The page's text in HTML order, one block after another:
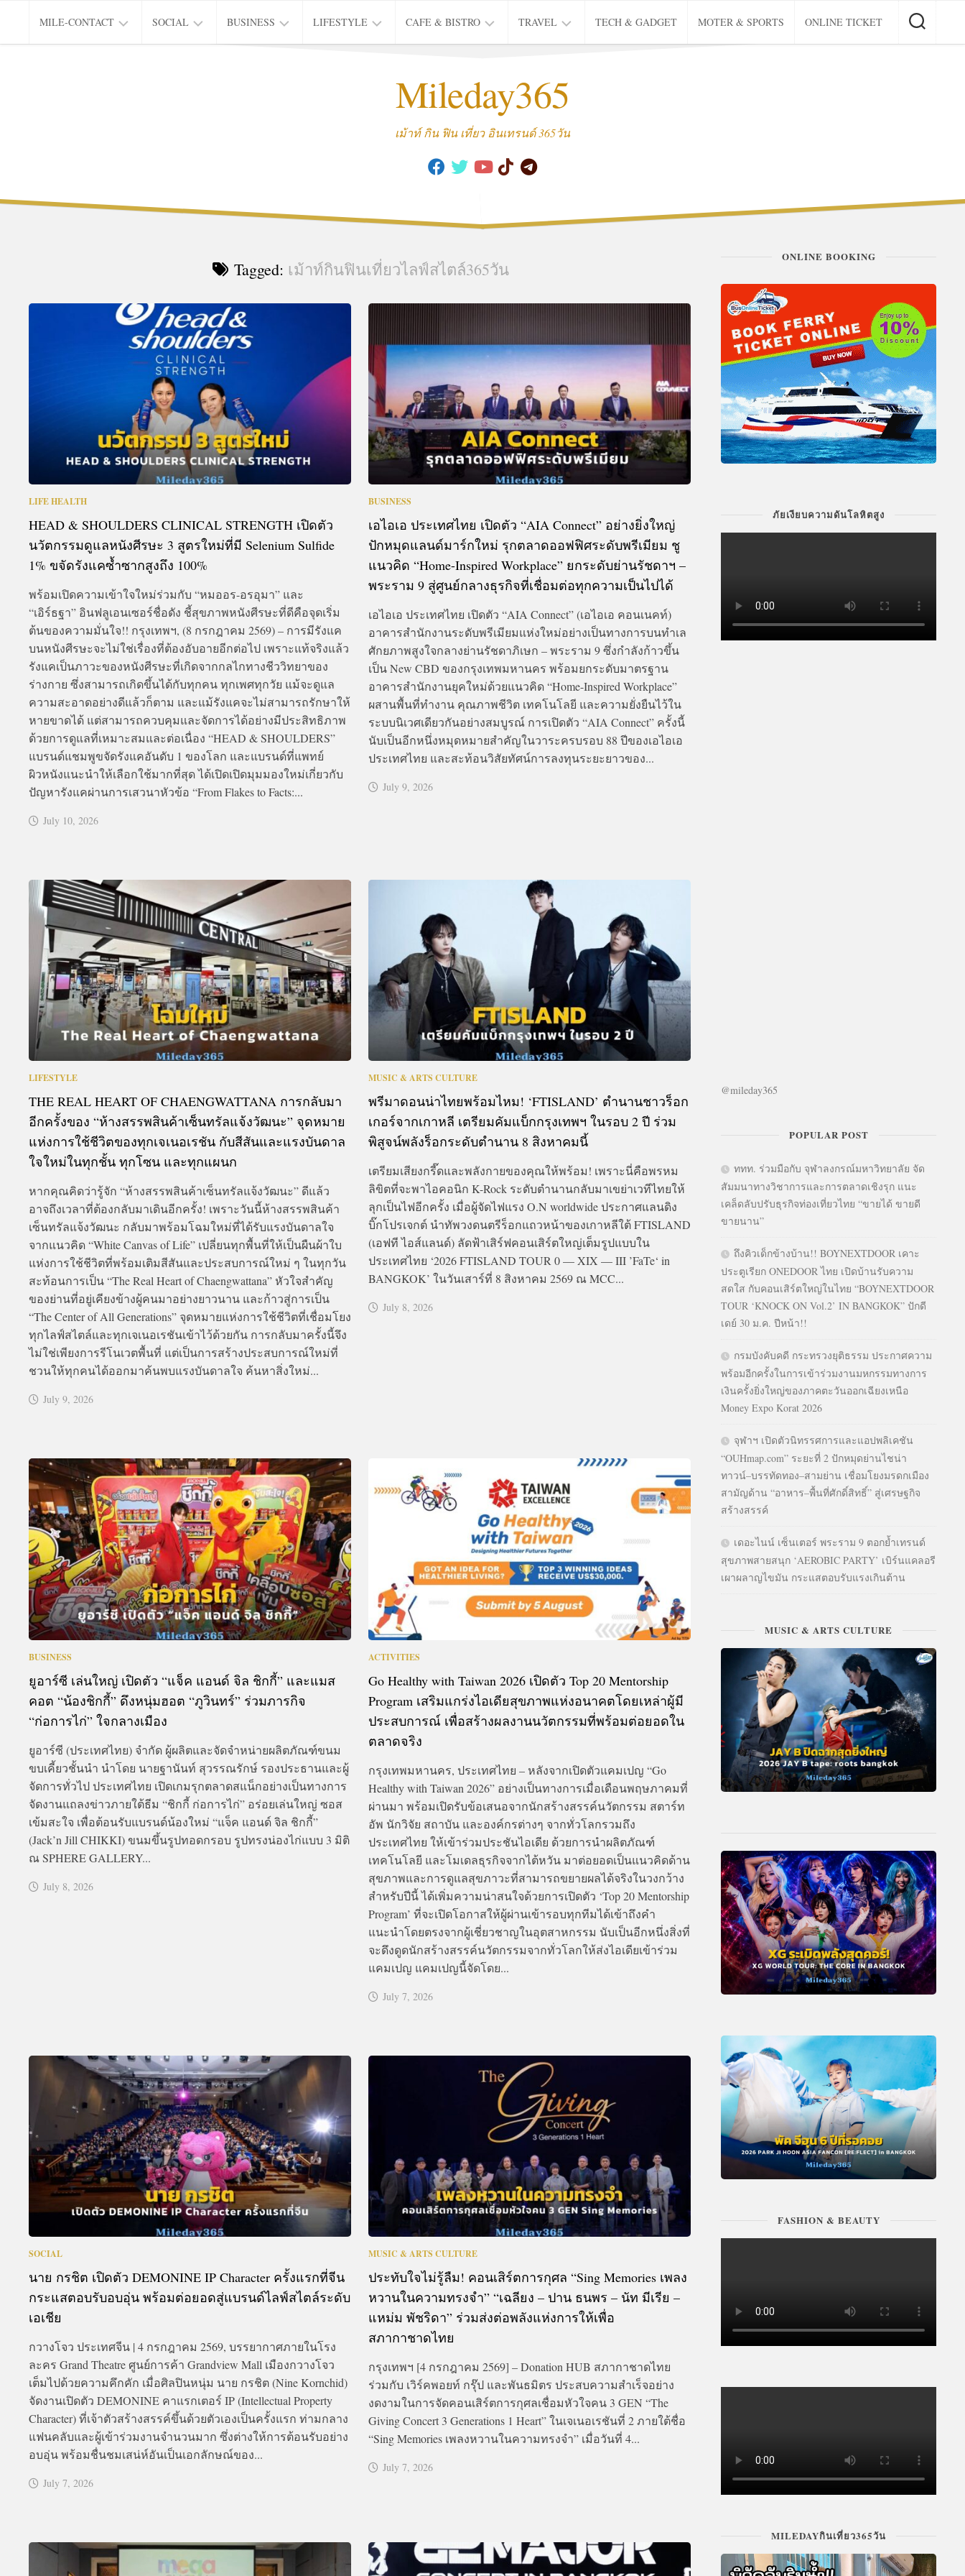
content
MILE-CONTACT SOCIAL BUSINESS LIFESTYLE
BEAUTY
&
EVENT
CAFE & BISTRO
CAFE
TRAVEL
THAI
TRIP
TECH & GADGET MOTER & SPORTS ONLINE TICKET
Mileday365
เม้าท์ กิน ฟิน เที่ยว อินเทรนด์ 365วัน
Tagged: เม้าท์กินฟินเที่ยวไลฟ์สไตล์365วัน
LIFE HEALTH
HEAD & SHOULDERS CLINICAL STRENGTH เปิดตัว
นวัตกรรมดูแลหนังศีรษะ 3 สูตรใหม่ที่มี Selenium Sulfide
1% ขจัดรังแคซ้ำซากสูงถึง 100%
พร้อมเปิดความเข้าใจใหม่ร่วมกับ “หมออร-อรอุมา” และ
“เอิร์ธฐา” อินฟลูเอนเซอร์ชื่อดัง ชี้สุขภาพหนังศีรษะที่ดีคือจุดเริ่ม
ต้นของความมั่นใจ!! กรุงเทพฯ, (8 กรกฎาคม 2569) – การมีรังแค
บนหนังศีรษะจะไม่ใช่เรื่องที่ต้องอับอายอีกต่อไป เพราะแท้จริงแล้ว
รังแคเป็นภาวะของหนังศีรษะที่เกิดจากกลไกทางชีววิทยาของ
ร่างกาย ซึ่งสามารถเกิดขึ้นได้กับทุกคน ทุกเพศทุกวัย แม้จะดูแล
ความสะอาดอย่างดีแล้วก็ตาม และแม้รังแคจะไม่สามารถรักษาให้
หายขาดได้ แต่สามารถควบคุมและจัดการได้อย่างมีประสิทธิภาพ
ด้วยการดูแลที่เหมาะสมและต่อเนื่อง “HEAD & SHOULDERS”
แบรนด์แชมพูขจัดรังแคอันดับ 1 ของโลก และแบรนด์ที่แพทย์
ผิวหนังแนะนำให้เลือกใช้มากที่สุด ได้เปิดเปิดมุมมองใหม่เกี่ยวกับ
ปัญหารังแคผ่านการเสวนาหัวข้อ “From Flakes to Facts:...
July 10, 2026
BUSINESS
เอไอเอ ประเทศไทย เปิดตัว “AIA Connect” อย่างยิ่งใหญ่
ปักหมุดแลนด์มาร์กใหม่ รุกตลาดออฟฟิศระดับพรีเมียม ชู
แนวคิด “Home-Inspired Workplace” ยกระดับย่านรัชดาฯ –
พระราม 9 สู่ศูนย์กลางธุรกิจที่เชื่อมต่อทุกความเป็นไปได้
เอไอเอ ประเทศไทย เปิดตัว “AIA Connect” (เอไอเอ คอนเนคท์)
อาคารสำนักงานระดับพรีเมียมแห่งใหม่อย่างเป็นทางการบนทำเล
ศักยภาพสูงใจกลางย่านรัชดาภิเษก – พระราม 9 ซึ่งกำลังก้าวขึ้น
เป็น New CBD ของกรุงเทพมหานคร พร้อมยกระดับมาตรฐาน
อาคารสำนักงานยุคใหม่ด้วยแนวคิด “Home-Inspired Workplace”
ผสานพื้นที่ทำงาน คุณภาพชีวิต เทคโนโลยี และความยั่งยืนไว้ใน
ระบบนิเวศเดียวกันอย่างสมบูรณ์ การเปิดตัว “AIA Connect” ครั้งนี้
นับเป็นอีกหนึ่งหมุดหมายสำคัญในวาระครบรอบ 88 ปีของเอไอเอ
ประเทศไทย และสะท้อนวิสัยทัศน์การลงทุนระยะยาวของ...
July 9, 2026
LIFESTYLE
THE REAL HEART OF CHAENGWATTANA การกลับมา
อีกครั้งของ “ห้างสรรพสินค้าเซ็นทรัลแจ้งวัฒนะ” จุดหมาย
แห่งการใช้ชีวิตของทุกเจเนอเรชัน กับสีสันและแรงบันดาล
ใจใหม่ในทุกชั้น ทุกโซน และทุกแผนก
หากคุณคิดว่ารู้จัก “ห้างสรรพสินค้าเซ็นทรัลแจ้งวัฒนะ” ดีแล้ว
อาจถึงเวลาที่ต้องกลับมาเดินอีกครั้ง! เพราะวันนี้ห้างสรรพสินค้า
เซ็นทรัลแจ้งวัฒนะ กลับมาพร้อมโฉมใหม่ที่ได้รับแรงบันดาลใจ
จากแนวคิด “White Canvas of Life” เปลี่ยนทุกพื้นที่ให้เป็นผืนผ้าใบ
แห่งการใช้ชีวิตที่พร้อมเติมสีสันและประสบการณ์ใหม่ ๆ ในทุกวัน
สะท้อนการเป็น “The Real Heart of Chaengwattana” หัวใจสำคัญ
ของย่านที่อยู่เคียงข้างผู้คนมาอย่างยาวนาน และก้าวสู่การเป็น
“The Center of All Generations” จุดหมายแห่งการใช้ชีวิตที่เชื่อมโยง
ทุกไลฟ์สไตล์และทุกเจเนอเรชันเข้าไว้ด้วยกัน การกลับมาครั้งนี้จึง
ไม่ใช่เพียงการรีโนเวตพื้นที่ แต่เป็นการสร้างประสบการณ์ใหม่ที่
ชวนให้ทุกคนได้ออกมาค้นพบแรงบันดาลใจ ค้นหาสิ่งใหม่...
July 9, 2026
MUSIC & ARTS CULTURE
พรีมาดอนน่าไทยพร้อมไหม! ‘FTISLAND’ ตำนานชาวร็อก
เกอร์จากเกาหลี เตรียมคัมแบ็กกรุงเทพฯ ในรอบ 2 ปี ร่วม
พิสูจน์พลังร็อกระดับตำนาน 8 สิงหาคมนี้
เตรียมเสียงกรี๊ดและพลังกายของคุณให้พร้อม! เพราะนี่คือพรหม
ลิขิตที่จะพาไอคอนิก K-Rock ระดับตำนานกลับมาเขย่าเวทีไทยให้
ลุกเป็นไฟอีกครั้ง เมื่อผู้จัดไฟแรง O.N worldwide ประกาศแลนดิง
บิ๊กโปรเจกต์ นำทัพวงดนตรีร็อกแถวหน้าของเกาหลีใต้ FTISLAND
(เอฟที ไอส์แลนด์) ลัดฟ้าเสิร์ฟคอนเสิร์ตใหญ่เต็มรูปแบบใน
ประเทศไทย ‘2026 FTISLAND TOUR 0 — XIX — III ’FaTe‘ in
BANGKOK’ ในวันเสาร์ที่ 8 สิงหาคม 2569 ณ MCC...
July 8, 2026
BUSINESS
ยูอาร์ซี เล่นใหญ่ เปิดตัว “แจ็ค แอนด์ จิล ชิกกี้” และแมส
คอต “น้องชิกกี้” ดึงหนุ่มฮอต “ภูวินทร์” ร่วมภารกิจ
“ก่อการไก่” ใจกลางเมือง
ยูอาร์ซี (ประเทศไทย) จำกัด ผู้ผลิตและจัดจำหน่ายผลิตภัณฑ์ขนม
ขบเคี้ยวชั้นนำ นำโดย นายฐานันท์ สุวรรณรักษ์ รองประธานและผู้
จัดการทั่วไป ประเทศไทย เปิดเกมรุกตลาดสแน็กอย่างเป็นทางการ
จัดงานแถลงข่าวภายใต้ธีม “ชิกกี้ ก่อการไก่” อร่อยเล่นใหญ่ ซอส
เข้มสะใจ เพื่อต้อนรับแบรนด์น้องใหม่ “แจ็ค แอนด์ จิล ชิกกี้”
(Jack’n Jill CHIKKI) ขนมขึ้นรูปทอดกรอบ รูปทรงน่องไก่แบบ 3 มิติ
ณ SPHERE GALLERY...
July 8, 2026
ACTIVITIES
Go Healthy with Taiwan 2026 เปิดตัว Top 20 Mentorship
Program เสริมแกร่งไอเดียสุขภาพแห่งอนาคตโดยเหล่าผู้มี
ประสบการณ์ เพื่อสร้างผลงานนวัตกรรมที่พร้อมต่อยอดใน
ตลาดจริง
กรุงเทพมหานคร, ประเทศไทย – หลังจากเปิดตัวแคมเปญ “Go
Healthy with Taiwan 2026” อย่างเป็นทางการเมื่อเดือนพฤษภาคมที่
ผ่านมา พร้อมเปิดรับข้อเสนอจากนักสร้างสรรค์นวัตกรรม สตาร์ท
อัพ นักวิจัย สถาบัน และองค์กรต่างๆ จากทั่วโลกรวมถึง
ประเทศไทย ให้เข้าร่วมประชันไอเดีย ด้วยการนำผลิตภัณฑ์
เทคโนโลยี และโมเดลธุรกิจจากไต้หวัน มาต่อยอดเป็นแนวคิดด้าน
สุขภาพและการดูแลสุขภาวะที่สามารถขยายผลได้จริงในวงกว้าง
สำหรับปีนี้ ได้เพิ่มความน่าสนใจด้วยการเปิดตัว ‘Top 20 Mentorship
Program’ ที่จะเปิดโอกาสให้ผู้ผ่านเข้ารอบทุกทีมได้เข้าถึงคำ
แนะนำโดยตรงจากผู้เชี่ยวชาญในอุตสาหกรรม นับเป็นอีกหนึ่งสิ่งที่
จะดึงดูดนักสร้างสรรค์นวัตกรรมจากทั่วโลกให้ส่งไอเดียเข้าร่วม
แคมเปญ แคมเปญนี้จัดโดย...
July 7, 2026
SOCIAL
นาย กรชิต เปิดตัว DEMONINE IP Character ครั้งแรกที่จีน
กระแสตอบรับอบอุ่น พร้อมต่อยอดสู่แบรนด์ไลฟ์สไตล์ระดับ
เอเชีย
กวางโจว ประเทศจีน | 4 กรกฎาคม 2569, บรรยากาศภายในโรง
ละคร Grand Theatre ศูนย์การค้า Grandview Mall เมืองกวางโจว
เต็มไปด้วยความคึกคัก เมื่อศิลปินหนุ่ม นาย กรชิต (Nine Kornchid)
จัดงานเปิดตัว DEMONINE คาแรกเตอร์ IP (Intellectual Property
Character) ที่เจ้าตัวสร้างสรรค์ขึ้นด้วยตัวเองเป็นครั้งแรก ท่ามกลาง
แฟนคลับและผู้เข้าร่วมงานจำนวนมาก ซึ่งต่างให้การต้อนรับอย่าง
อบอุ่น พร้อมชื่นชมเสน่ห์อันเป็นเอกลักษณ์ของ...
July 7, 2026
MUSIC & ARTS CULTURE
ประทับใจไม่รู้ลืม! คอนเสิร์ตการกุศล “Sing Memories เพลง
หวานในความทรงจำ” “เฉลียง – ปาน ธนพร – นัท มีเรีย –
แหม่ม พัชริดา” ร่วมส่งต่อพลังแห่งการให้เพื่อ
สภากาชาดไทย
กรุงเทพฯ [4 กรกฎาคม 2569] – Donation HUB สภากาชาดไทย
ร่วมกับ เวิร์คพอยท์ กรุ๊ป และพันธมิตร ประสบความสำเร็จอย่าง
งดงามในการจัดคอนเสิร์ตการกุศลเชื่อมหัวใจคน 3 GEN “The
Giving Concert 3 Generations 1 Heart” ในเจเนอเรชันที่ 2 ภายใต้ชื่อ
“Sing Memories เพลงหวานในความทรงจำ” เมื่อวันที่ 4...
July 7, 2026
ONLINE BOOKING
ภัยเงียบความดันโลหิตสูง
@mileday365
POPULAR POST
ททท. ร่วมมือกับ จุฬาลงกรณ์มหาวิทยาลัย จัด
สัมมนาทางวิชาการและการตลาดเชิงรุก แนะ
เคล็ดลับปรับธุรกิจท่องเที่ยวไทย “ขายได้ ขายดี
ขายนาน”
ถึงคิวเด็กข้างบ้าน!! BOYNEXTDOOR เคาะ
ประตูเรียก ONEDOOR ไทย เปิดบ้านรับความ
สดใส กับคอนเสิร์ตใหญ่ในไทย “BOYNEXTDOOR
TOUR ‘KNOCK ON Vol.2’ IN BANGKOK” ปักดี
เดย์ 30 ม.ค. ปีหน้า!!
กรมบังคับคดี กระทรวงยุติธรรม ประกาศความ
พร้อมอีกครั้งในการเข้าร่วมงานมหกรรมทางการ
เงินครั้งยิ่งใหญ่ของภาคตะวันออกเฉียงเหนือ
Money Expo Korat 2026
จุฬาฯ เปิดตัวนิทรรศการและแอปพลิเคชัน
“OUHmap.com” ระยะที่ 2 ปักหมุดย่านไชน่า
ทาวน์–บรรทัดทอง–สามย่าน เชื่อมโยงมรดกเมือง
สามัญด้าน “อาหาร–พื้นที่ศักดิ์สิทธิ์” สู่เศรษฐกิจ
สร้างสรรค์
เดอะไนน์ เซ็นเตอร์ พระราม 9 ตอกย้ำเทรนด์
สุขภาพสายสนุก ‘AEROBIC PARTY’ เบิร์นแคลอรี
เผาผลาญไขมัน กระแสตอบรับแรงเกินต้าน
MUSIC & ARTS CULTURE
FASHION & BEAUTY
MILEDAYกินเที่ยว365วัน